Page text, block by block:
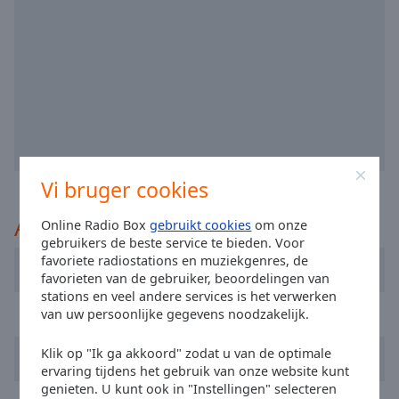
Vi bruger cookies
Online Radio Boxgebruikt cookies om onze
gebruikers de beste service te bieden. Voor
favoriete radiostations en muziekgenres, de
favorieten van de gebruiker, beoordelingen van
stations en veel andere services is het verwerken
van uw persoonlijke gegevens noodzakelijk.
Klik op "Ik ga akkoord" zodat u van de optimale
ervaring tijdens het gebruik van onze website kunt
genieten. U kunt ook in "Instellingen" selecteren
modal
window.
Beginning
window.
Escape
Aanbevolen
Radio Renascença
RFM
Radio Festival